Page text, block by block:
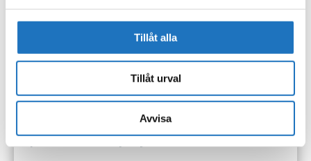
Tillåt alla
Tillåt urval
Avvisa
verksamheter.
Med returpapper avses dags- och veckotidning, magasin,
information.
Spillfett och frityroljor